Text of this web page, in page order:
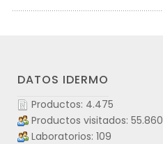
DATOS IDERMO
Productos: 4.475
Productos visitados:
Laboratorios: 109